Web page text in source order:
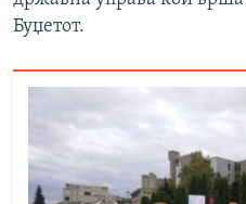
Буџетот.